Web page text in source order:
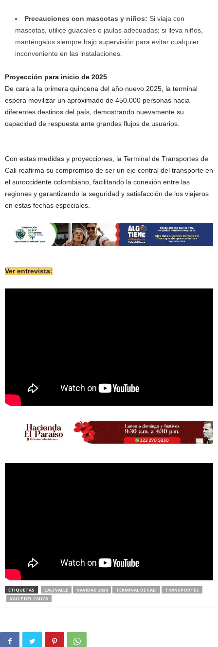
Precauciones con mascotas y niños: Si viaja con
mascotas, utilice guacales o jaulas adecuadas; si lleva niños,
manténgalos siempre bajo supervisión para evitar cualquier
inconveniente en las instalaciones.
Proyección para inicio de 2025
De cara a la primera quincena del año nuevo 2025, la terminal
espera movilizar un aproximado de 450.000 personas hacia
diferentes destinos del país, demostrando nuevamente su
capacidad de respuesta ante grandes flujos de usuarios.
Con estas medidas y proyecciones, la Terminal de Transportes de
Cali reafirma su compromiso de ser un eje central del transporte en
el suroccidente colombiano, facilitando la conexión entre las
regiones y garantizando la seguridad y satisfacción de los viajeros
en estas fechas especiales.
Ver entrevista:
ETIQUETAS CALI VALLE NAVIDAD 2024 TERMINAL DE CALI
TRANSPORTES
VALLE DEL CAUCA